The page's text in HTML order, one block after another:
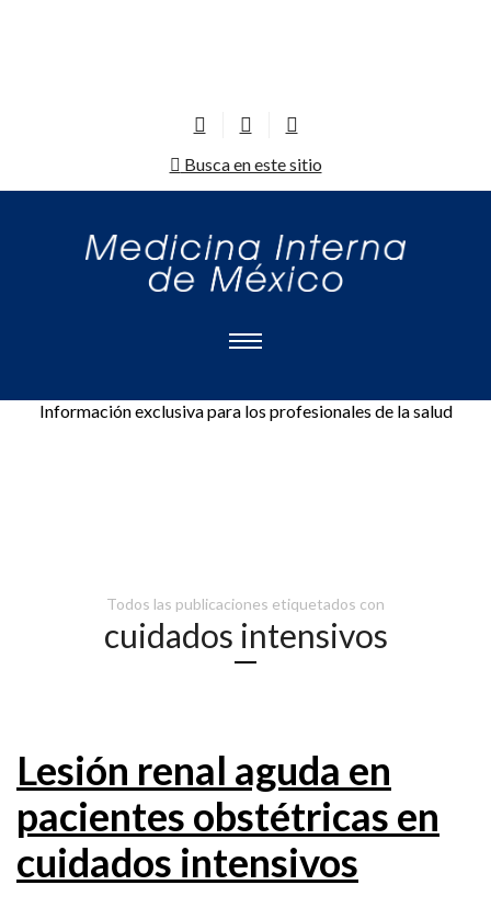
Busca en este sitio
Información exclusiva para los profesionales de la salud
Todos las publicaciones etiquetados con
cuidados intensivos
Lesión renal aguda en
pacientes obstétricas en
cuidados intensivos